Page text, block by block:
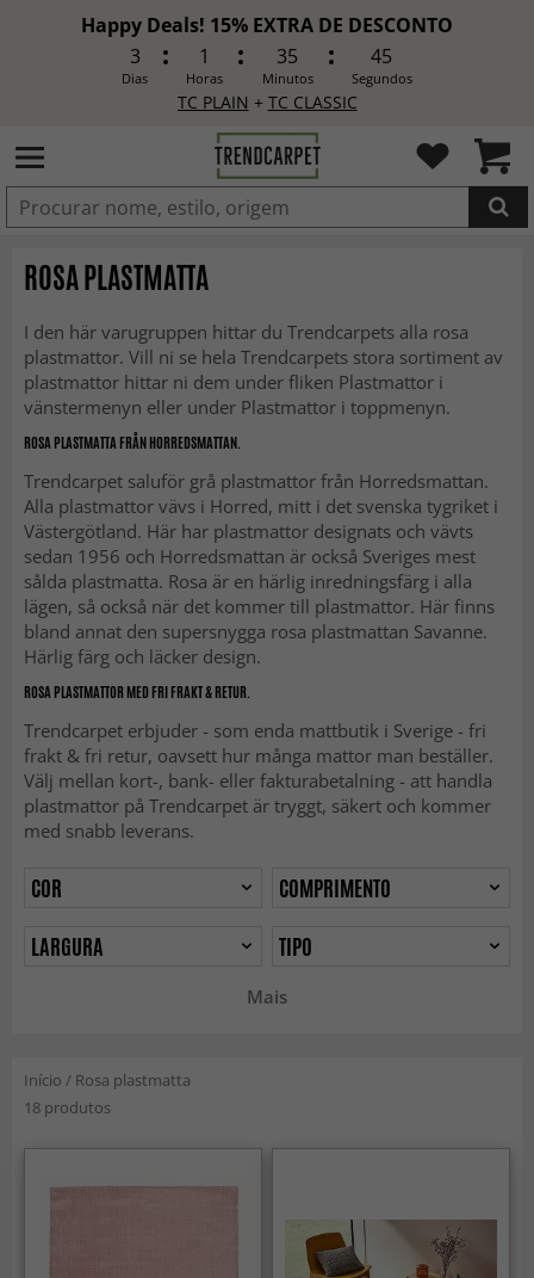
Happy Deals! 15% EXTRA DE DESCONTO
3
Dias
1
Horas
35
Minutos
43
Segundos
TC PLAIN + TC CLASSIC
ROSA PLASTMATTA
I den här varugruppen hittar du Trendcarpets alla rosa
plastmattor. Vill ni se hela Trendcarpets stora sortiment av
plastmattor hittar ni dem under fliken Plastmattor i
vänstermenyn eller under Plastmattor i toppmenyn.
ROSA PLASTMATTA FRÅN HORREDSMATTAN.
Trendcarpet saluför grå plastmattor från Horredsmattan.
Alla plastmattor vävs i Horred, mitt i det svenska tygriket i
Västergötland. Här har plastmattor designats och vävts
sedan 1956 och Horredsmattan är också Sveriges mest
sålda plastmatta. Rosa är en härlig inredningsfärg i alla
lägen, så också när det kommer till plastmattor. Här finns
bland annat den supersnygga rosa plastmattan Savanne.
Härlig färg och läcker design.
ROSA PLASTMATTOR MED FRI FRAKT & RETUR.
Trendcarpet erbjuder - som enda mattbutik i Sverige - fri
frakt & fri retur, oavsett hur många mattor man beställer.
Välj mellan kort-, bank- eller fakturabetalning - att handla
plastmattor på Trendcarpet är tryggt, säkert och kommer
med snabb leverans.
Mais
COR
COMPRIMENTO
LARGURA
TIPO
Início / Rosa plastmatta
18 produtos